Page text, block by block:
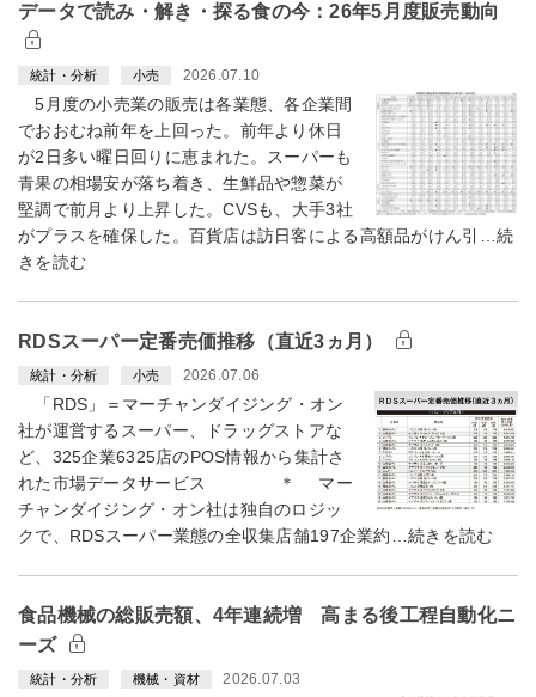
データで読み・解き・探る食の今：26年5月度販売動向
統計・分析 小売 2026.07.10
5月度の小売業の販売は各業態、各企業間
でおおむね前年を上回った。前年より休日
が2日多い曜日回りに恵まれた。スーパーも
青果の相場安が落ち着き、生鮮品や惣菜が
堅調で前月より上昇した。CVSも、大手3社
がプラスを確保した。百貨店は訪日客による高額品がけん引…続
きを読む
RDSスーパー定番売価推移（直近3ヵ月）
統計・分析 小売 2026.07.06
「RDS」＝マーチャンダイジング・オン
社が運営するスーパー、ドラッグストアな
ど、325企業6325店のPOS情報から集計さ
れた市場データサービス ＊ マー
チャンダイジング・オン社は独自のロジッ
クで、RDSスーパー業態の全収集店舗197企業約…続きを読む
食品機械の総販売額、4年連続増 高まる後工程自動化ニ
ーズ
統計・分析 機械・資材 2026.07.03